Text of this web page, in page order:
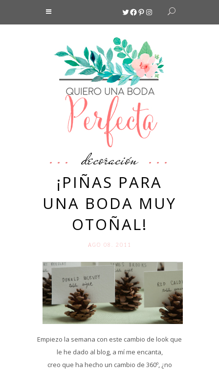
Twitter
Facebook
Pinterest
Instagram
decoración
¡PIÑAS PARA
UNA BODA MUY
OTOÑAL!
AGO 08. 2011
Empiezo la semana con este cambio de look que
le he dado al blog, a mí me encanta,
creo que ha hecho un cambio de 360º, ¿no